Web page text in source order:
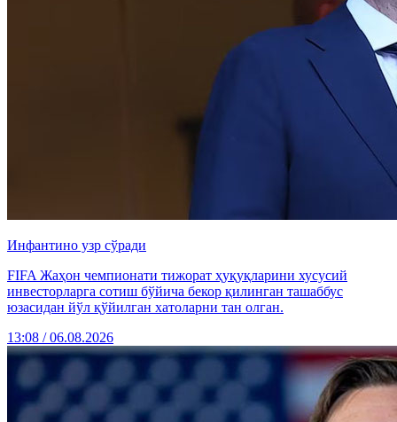
Инфантино узр сўради
FIFA Жаҳон чемпионати тижорат ҳуқуқларини хусусий
инвесторларга сотиш бўйича бекор қилинган ташаббус
юзасидан йўл қўйилган хатоларни тан олган.
13:08 / 06.08.2026